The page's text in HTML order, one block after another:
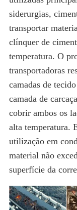
siderurgias,
transportar
clínquer de
temperatura. O
transportadoras
camadas de
camada de
cobrir ambos os
alta temperatura.
utilização em
material não
superfície da